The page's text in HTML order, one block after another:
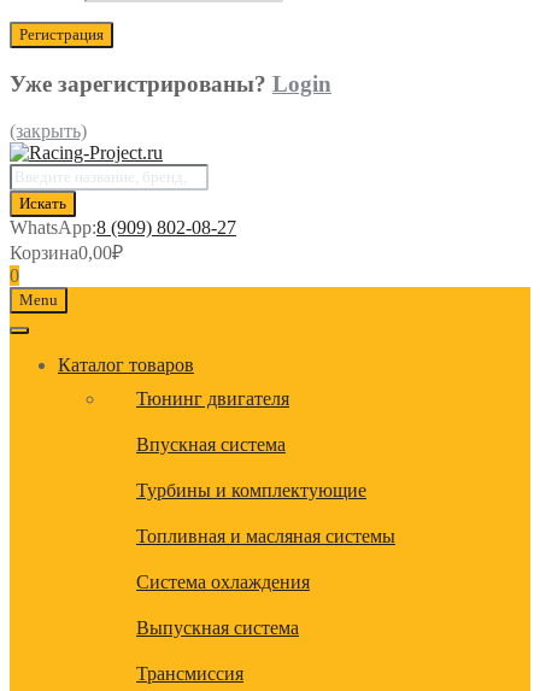
Уже зарегистрированы? Login
(закрыть)
Поиск
товаров
Искать
WhatsApp:8 (909) 802-08-27
Корзина0,00₽
0
Menu
Каталог товаров
Тюнинг двигателя
Впускная система
Турбины и комплектующие
Топливная и масляная системы
Система охлаждения
Выпускная система
Трансмиссия